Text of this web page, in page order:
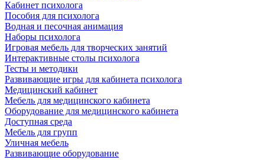
Кабинет психолога
Пособия для психолога
Водная и песочная анимация
Наборы психолога
Игровая мебель для творческих занятий
Интерактивные столы психолога
Тесты и методики
Развивающие игры для кабинета психолога
Медицинский кабинет
Мебель для медицинского кабинета
Оборудование для медицинского кабинета
Доступная среда
Мебель для групп
Уличная мебель
Развивающие оборудование